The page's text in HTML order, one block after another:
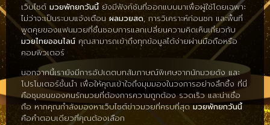
เว็บไซต์ มวยพักยกวันนี้ยังมีฟังก์ชันที่ออกแบบมาเพื่อผู้ใช้โดยเฉพาะ
ไม่ว่าจะเป็นระบบแจ้งเตือนผลมวยสด, การวิเคราะห์ก่อนชก และพื้นที่
พูดคุยของแฟนมวยที่ชื่นชอบการแลกเปลี่ยนความคิดเห็นเกี่ยวกับ
มวยไทยออนไลน์ คุณสามารถเข้าถึงทุกข้อมูลได้ง่ายผ่านมือถือหรือ
คอมพิวเตอร์
นอกจากนี้เรายังมีการอัปเดตบทสัมภาษณ์พิเศษจากนักมวยดัง และ
โปรโมเตอร์ชั้นนำ เพื่อให้คุณเข้าใจถึงมุมมองในวงการอย่างลึกซึ้ง ที่นี่
คือชุมชนของคนรักมวยที่ต้องการความถูกต้อง รวดเร็ว และน่าเชื่อ
ถือ หากคุณกำลังมองหาเว็บไซต์ข่าวมวยที่ครบที่สุดมวยพักยกวันนี้
คือคำตอบเดียวที่คุณต้องเลือก